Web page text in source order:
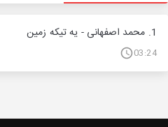
1. محمد اصفهانی - یه تیکه زمین
03:24